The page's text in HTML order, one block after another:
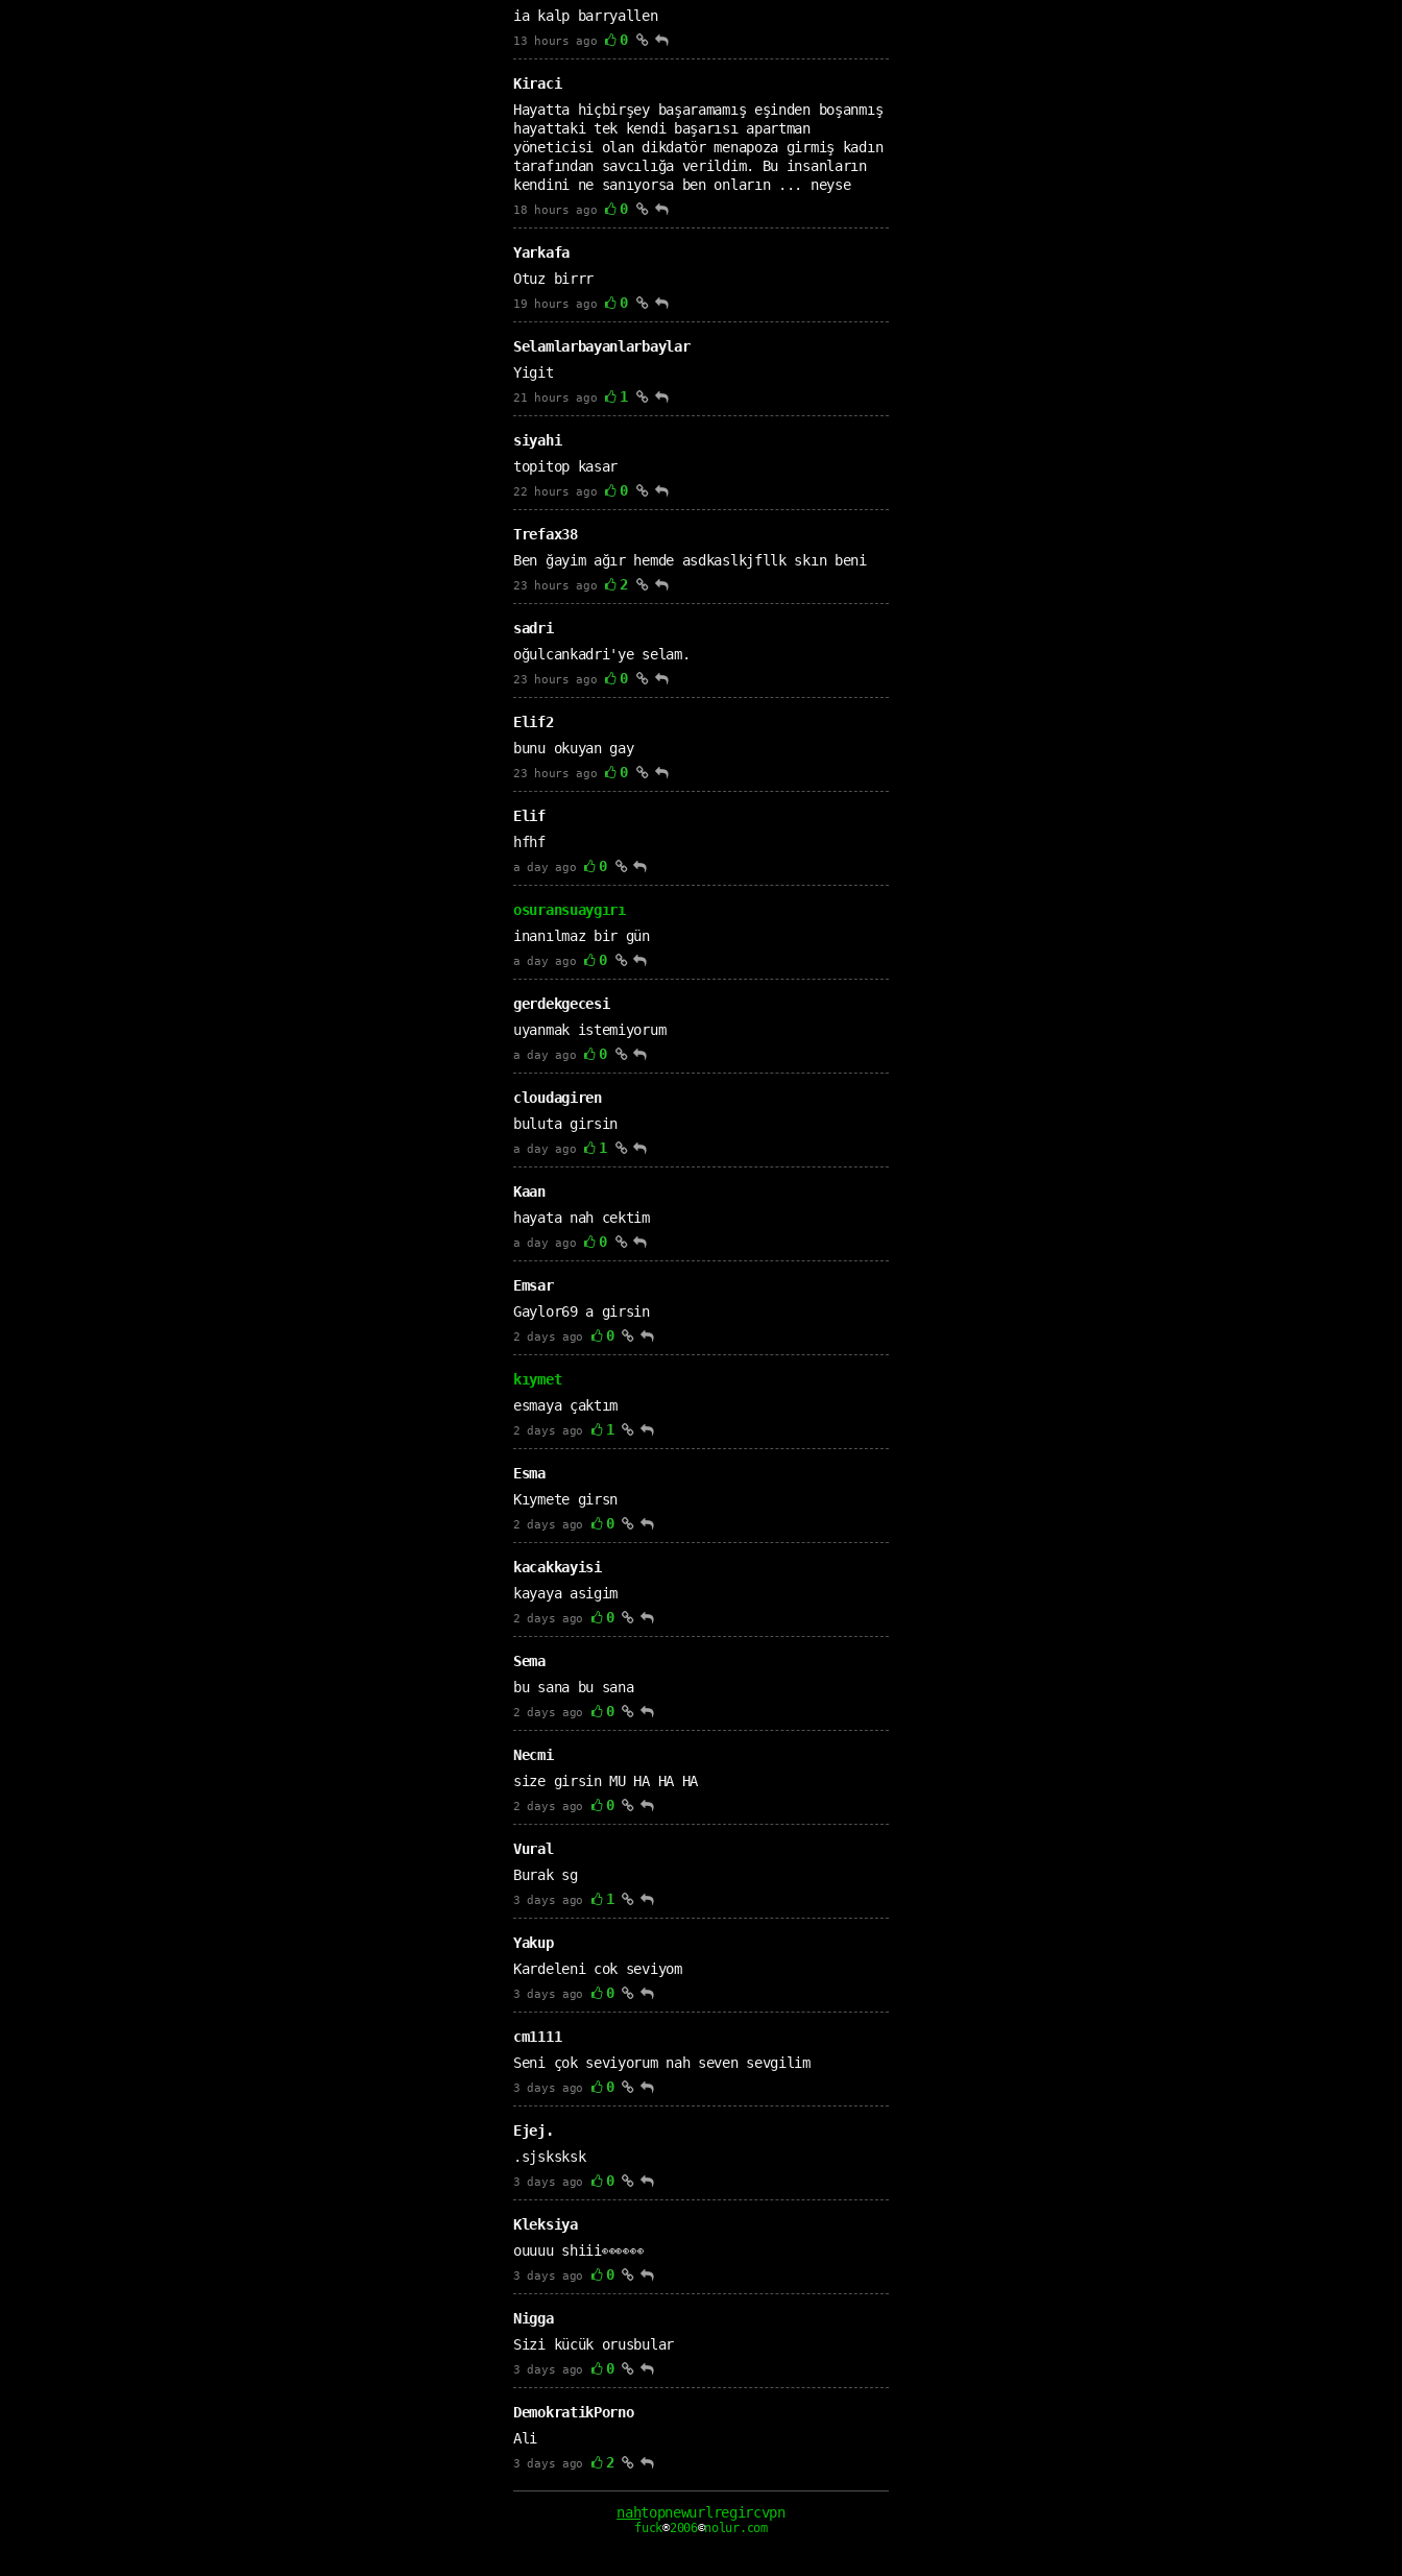
ia kalp barryallen
13 hours ago 0
Kiraci
Hayatta hiçbirşey başaramamış eşinden boşanmış
hayattaki tek kendi başarısı apartman
yöneticisi olan dikdatör menapoza girmiş kadın
tarafından savcılığa verildim. Bu insanların
kendini ne sanıyorsa ben onların ... neyse
18 hours ago 0
Yarkafa
Otuz birrr
19 hours ago 0
Selamlarbayanlarbaylar
Yigit
21 hours ago 1
siyahi
topitop kasar
22 hours ago 0
Trefax38
Ben ğayim ağır hemde asdkaslkjfllk skın beni
23 hours ago 2
sadri
oğulcankadri'ye selam.
23 hours ago 0
Elif2
bunu okuyan gay
23 hours ago 0
Elif
hfhf
a day ago 0
osuransuaygırı
inanılmaz bir gün
a day ago 0
gerdekgecesi
uyanmak istemiyorum
a day ago 0
cloudagiren
buluta girsin
a day ago 1
Kaan
hayata nah cektim
a day ago 0
Emsar
Gaylor69 a girsin
2 days ago 0
kıymet
esmaya çaktım
2 days ago 1
Esma
Kıymete girsn
2 days ago 0
kacakkayisi
kayaya asigim
2 days ago 0
Sema
bu sana bu sana
2 days ago 0
Necmi
size girsin MU HA HA HA
2 days ago 0
Vural
Burak sg
3 days ago 1
Yakup
Kardeleni cok seviyom
3 days ago 0
cm1111
Seni çok seviyorum nah seven sevgilim
3 days ago 0
Ejej.
.sjsksksk
3 days ago 0
Kleksiya
ouuuu shiii👀👀👀
3 days ago 0
Nigga
Sizi kücük orusbular
3 days ago 0
DemokratikPorno
Ali
3 days ago 2
<script>alert(1)</script>
nahtopnewurl regircvpn
fuck®2006©nolur.com